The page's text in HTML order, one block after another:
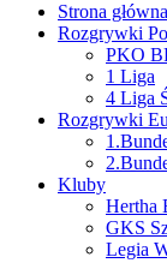
Strona główna
Rozgrywki
PKO
1 Liga
4 Liga
Rozgrywki
Kluby
Hertha
GKS
Legia